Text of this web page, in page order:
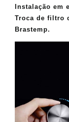
Instalação em
Troca de filtro
Brastemp.